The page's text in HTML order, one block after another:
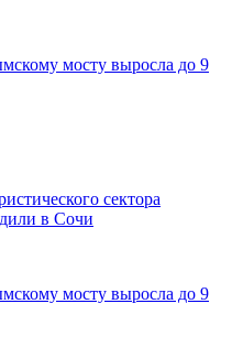
мосту выросла до 9
сектора
в Сочи
мосту выросла до 9